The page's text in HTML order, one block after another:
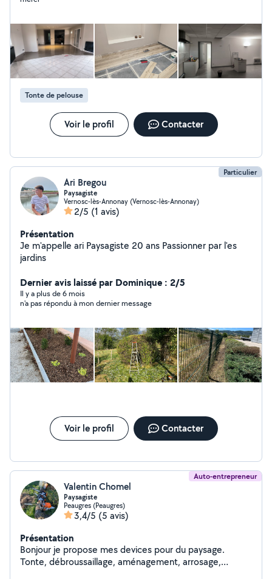
Tonte de pelouse
Voir le profil Contacter
Particulier
Ari Bregou
Paysagiste
Vernosc-lès-Annonay (Vernosc-lès-Annonay)
2/5 (1 avis)
Présentation
Je m'appelle ari Paysagiste 20 ans Passionner par l'es
jardins
Dernier avis laissé par Dominique : 2/5
Il y a plus de 6 mois
n'a pas répondu à mon dernier message
Voir le profil Contacter
Auto-entrepreneur
Valentin Chomel
Paysagiste
Peaugres (Peaugres)
3,4/5 (5 avis)
Présentation
Bonjour je propose mes devices pour du paysage.
Tonte, débroussaillage, aménagement, arrosage,